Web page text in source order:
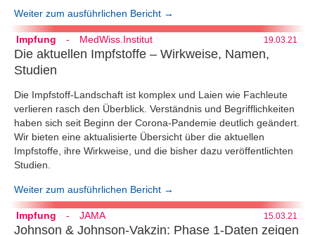
Weiter zum ausführlichen Bericht →
Impfung - MedWiss.Institut 19.03.21
Die aktuellen Impfstoffe – Wirkweise, Namen,
Studien
Die Impfstoff-Landschaft ist komplex und Laien wie Fachleute
verlieren rasch den Überblick. Verständnis und Begrifflichkeiten
haben sich seit Beginn der Corona-Pandemie deutlich geändert.
Wir bieten eine aktualisierte Übersicht über die aktuellen
Impfstoffe, ihre Wirkweise, und die bisher dazu veröffentlichten
Studien.
Weiter zum ausführlichen Bericht →
Impfung - JAMA 15.03.21
Johnson & Johnson-Vakzin: Phase 1-Daten zeigen